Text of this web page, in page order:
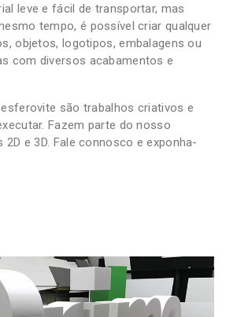
leve e fácil de transportar, mas
tempo, é possível criar qualquer
objetos, logotipos, embalagens ou
com diversos acabamentos e
são trabalhos criativos e
Fazem parte do nosso
e 3D. Fale connosco e exponha-